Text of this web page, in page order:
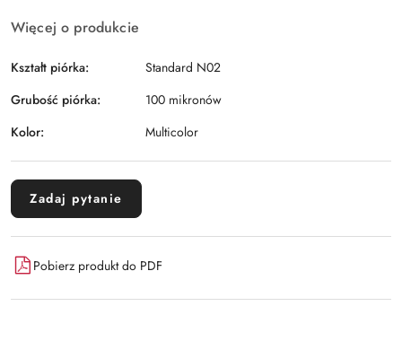
Więcej o produkcie
Kształt piórka:
Standard N02
Grubość piórka:
100 mikronów
Kolor:
Multicolor
Zadaj pytanie
Pobierz produkt do PDF